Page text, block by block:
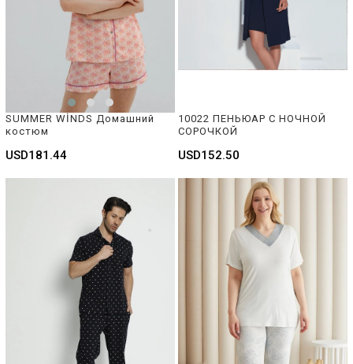
SUMMER WİNDS Домашний
костюм
USD181.44
10022 ПЕНЬЮАР С НОЧНОЙ
СОРОЧКОЙ
USD152.50